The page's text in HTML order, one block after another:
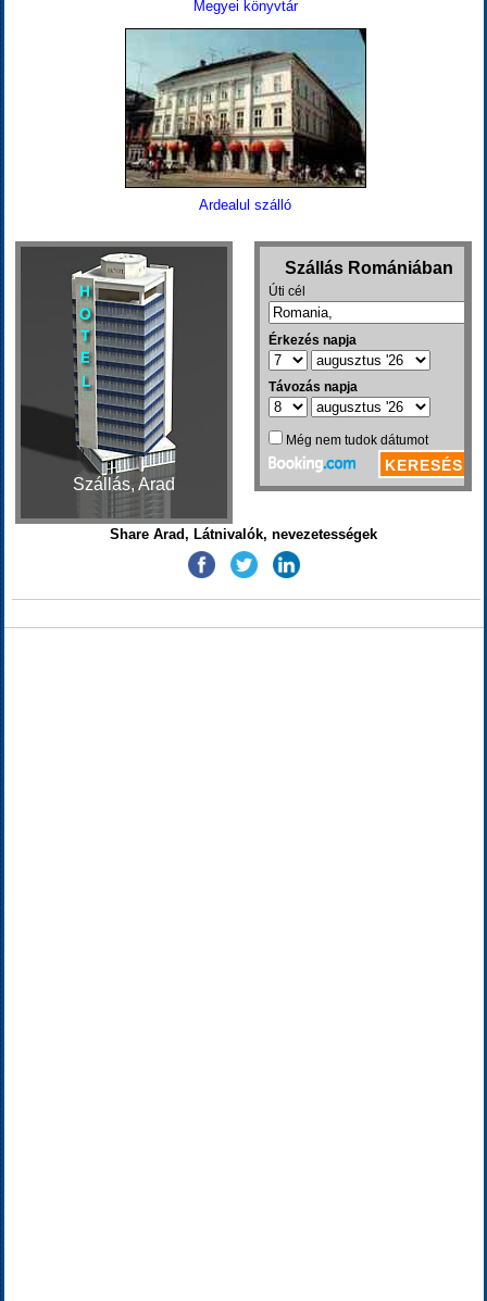
Megyei könyvtár
Ardealul szálló
Szállás, Arad
Share Arad, Látnivalók, nevezetességek